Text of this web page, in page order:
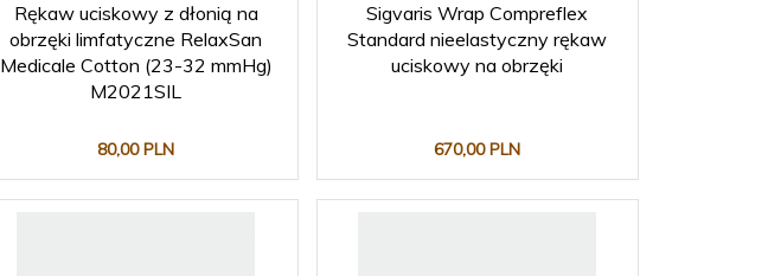
Rękaw uciskowy z dłonią na
obrzęki limfatyczne RelaxSan
Medicale Cotton (23-32 mmHg)
M2021SIL
80,00 PLN
Sigvaris Wrap Compreflex
Standard nieelastyczny rękaw
uciskowy na obrzęki
670,00 PLN